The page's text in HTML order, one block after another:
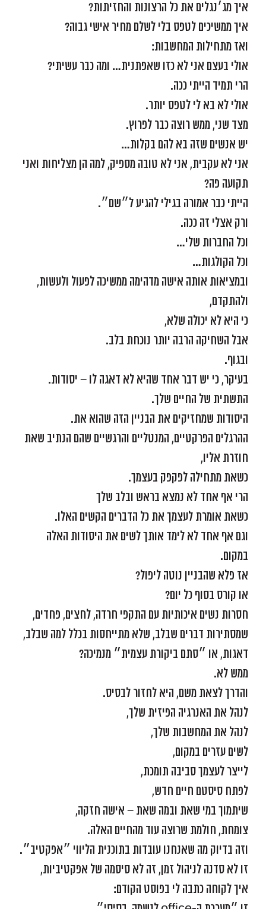
איך מג׳נגלים את כל הרצונות והחזיתות?
איך ממשיכים לטפס בלי לשלם מחיר אישי גבוה?
ואז מתחילות המחשבות:
אולי בעצם אני לא כזו שאפתנית… ומה כבר עשיתי?
הרי תמיד הייתי ככה.
אולי לא בא לי לטפס יותר.
מצד שני, ממש רוצה כבר לפרוץ.
יש אנשים שזה בא להם בקלות…
אני לא עקבית, אני לא טובה מספיק, למה הן מצליחות ואני
תקועה פה?
הייתי כבר אמורה בגילי להגיע ל״שם״.
ורק אצלי זה ככה.
וכל החברות שלי…
וכל הקולגות…
ובמציאות אותה אישה מדהימה ממשיכה לפעול ולעשות,
ולהתקדם,
כי היא לא יכולה שלא,
אבל השחיקה הרבה יותר נוכחת בלב.
ובגוף.
בעיקר, כי יש דבר אחד שהיא לא דאגה לו – יסודות.
התשתית של החיים שלך.
היסודות שמחזיקים את הבניין הזה שהוא את.
ההרגלים הפרקטיים, המנטליים והרגשיים שהם הנתיב שאת
חוזרת אליו,
כשאת מתחילה לפקפק בעצמך.
הרי אף אחד לא נמצא בראש ובלב שלך
כשאת אומרת לעצמך את כל הדברים הקשים האלו.
וגם אף אחד לא לימד אותך לשים את היסודות האלה
במקום.
אז פלא שהבניין נוטה ליפול?
או קורס בסוף כל יום?
חסרות נשים איכותיות עם התקפי חרדה, לחצים, פחדים,
שמסתירות דברים שבלב, שלא מתייחסות בכלל למה שבלב,
דאגות, או ״סתם ביקורת עצמית״ מנמיכה?
ממש לא.
והדרך לצאת משם, היא לחזור לבסיס.
לנהל את האנרגיה הפיזית שלך,
לנהל את המחשבות שלך,
לשים עזרים במקום,
לייצר לעצמך סביבה תומכת,
לפתח סיסטם חיים חדש,
שיתמוך במי שאת ובמה שאת – אישה חזקה,
צומחת, חולמת שרוצה עוד מהחיים האלה.
וזה בדיוק מה שאנחנו עובדות בתוכנית הליווי ״אפקטיב״.
זו לא סדנה לניהול זמן, זה לא סיסמה של אפקטיביות,
איך לקוחה כתבה לי בפוסט הקודם: